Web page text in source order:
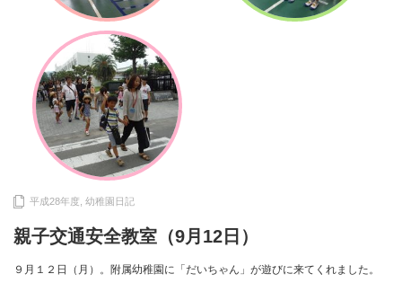
平成28年度 幼稚園日記
親子交通安全教室（9月12日）
９月１２日（月）。附属幼稚園に「だいちゃん」が遊びに来てくれました。